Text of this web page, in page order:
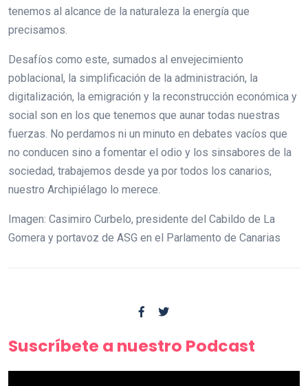
tenemos al alcance de la naturaleza la energía que
precisamos.
Desafíos como este, sumados al envejecimiento
poblacional, la simplificación de la administración, la
digitalización, la emigración y la reconstrucción económica y
social son en los que tenemos que aunar todas nuestras
fuerzas. No perdamos ni un minuto en debates vacíos que
no conducen sino a fomentar el odio y los sinsabores de la
sociedad, trabajemos desde ya por todos los canarios,
nuestro Archipiélago lo merece.
Imagen: Casimiro Curbelo, presidente del Cabildo de La
Gomera y portavoz de ASG en el Parlamento de Canarias
Suscríbete a nuestro Podcast